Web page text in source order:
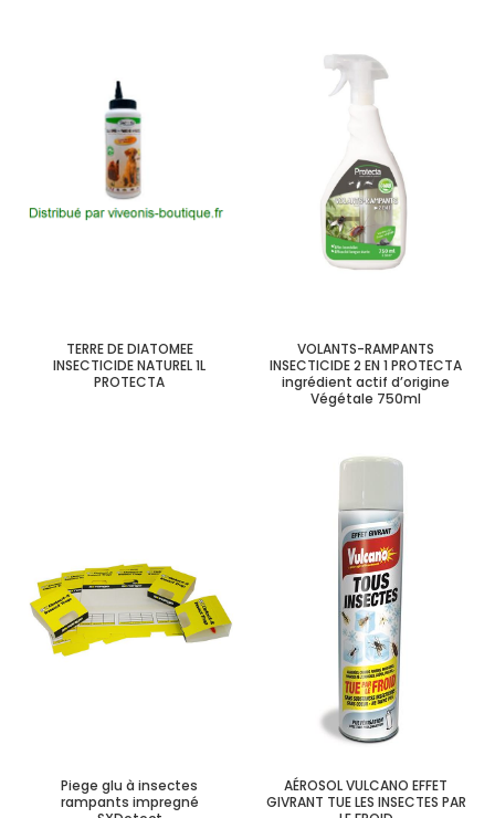
TERRE DE DIATOMEE
INSECTICIDE NATUREL 1L
PROTECTA
VOLANTS-RAMPANTS
INSECTICIDE 2 EN 1 PROTECTA
ingrédient actif d’origine
Végétale 750ml
Piege glu à insectes
rampants impregné
AÉROSOL VULCANO EFFET
GIVRANT TUE LES INSECTES PAR